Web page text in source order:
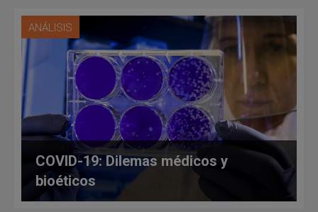
ANÁLISIS
COVID-19: Dilemas médicos y
bioéticos